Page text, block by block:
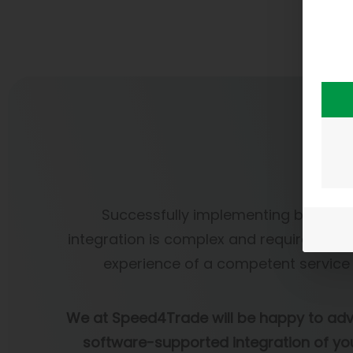
integration is complex and requires the
We at Speed4Trade will be happy to
software-supported integration of